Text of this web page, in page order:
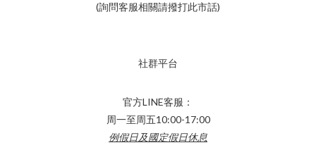
(詢問客服相關請撥打此市話)
社群平台
官方LINE客服：
周一至周五10:00-17:00
例假日及國定假日休息